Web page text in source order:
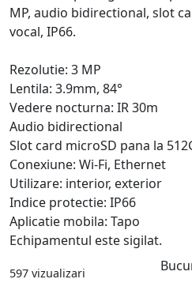
MP, audio bidirectional, slot
vocal, IP66.
Rezolutie: 3 MP
Lentila: 3.9mm, 84°
Vedere nocturna: IR 30m
Audio bidirectional
Slot card microSD pana la
Conexiune: Wi-Fi, Ethernet
Utilizare: interior, exterior
Indice protectie: IP66
Aplicatie mobila: Tapo
Echipamentul este sigilat.
597 vizualizari